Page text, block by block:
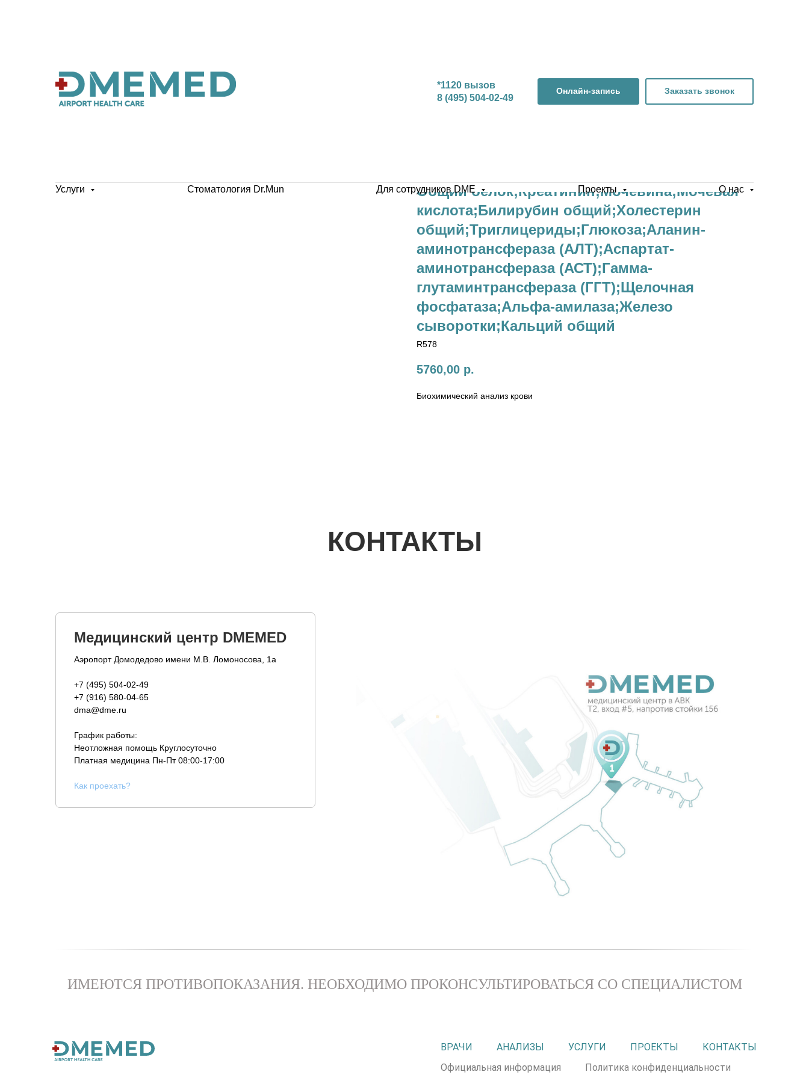
*1120 вызов
8 (495) 504-02-49
Онлайн-запись Заказать звонок
Услуги Стоматология Dr.Mun Для сотрудников DME Проекты О нас
Общий белок;Креатинин;Мочевина;Мочевая
кислота;Билирубин общий;Холестерин
общий;Триглицериды;Глюкоза;Аланин-
аминотрансфераза (АЛТ);Аспартат-
аминотрансфераза (АСТ);Гамма-
глутаминтрансфераза (ГГТ);Щелочная
фосфатаза;Альфа-амилаза;Железо
сыворотки;Кальций общий
R578
5760,00 р.
Биохимический анализ крови
КОНТАКТЫ
Медицинский центр DMEMED
Аэропорт Домодедово имени М.В. Ломоносова, 1а
+7 (495) 504-02-49
+7 (916) 580-04-65
dma@dme.ru
График работы:
Неотложная помощь Круглосуточно
Платная медицина Пн-Пт 08:00-17:00
Как проехать?
ИМЕЮТСЯ ПРОТИВОПОКАЗАНИЯ. НЕОБХОДИМО ПРОКОНСУЛЬТИРОВАТЬСЯ СО СПЕЦИАЛИСТОМ
ВРАЧИ АНАЛИЗЫ УСЛУГИ ПРОЕКТЫ
КОНТАКТЫ
Официальная информация
Политика конфиденциальности